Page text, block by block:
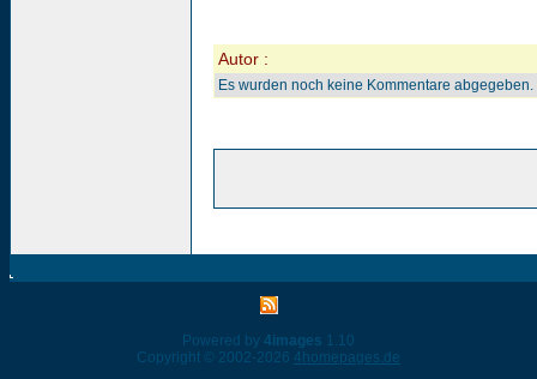
Autor :
Es wurden noch keine Kommentare abgegeben.
Powered by 4images 1.10
Copyright © 2002-2026 4homepages.de